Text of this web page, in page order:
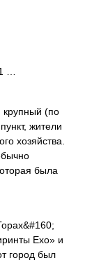
…
(по
жители
хозяйства.
была
Ехо» и
город был